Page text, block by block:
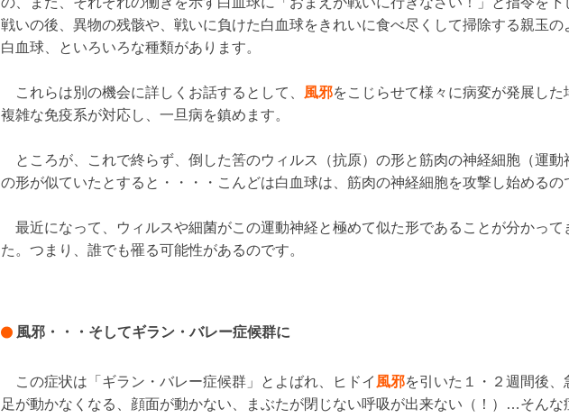
戦いの後、異物の残骸や、戦いに負けた白血球をきれいに食べ尽くして掃除する親玉の
白血球、といろいろな種類があります。
これらは別の機会に詳しくお話するとして、 風邪をこじらせて様々に病変が発展した
複雑な免疫系が対応し、一旦病を鎮めます。
ところが、これで終らず、倒した筈のウィルス（抗原）の形と筋肉の神経細胞（運動
の形が似ていたとすると・・・・こんどは白血球は、筋肉の神経細胞を攻撃し始めるの
最近になって、ウィルスや細菌がこの運動神経と極めて似た形であることが分かって
た。つまり、誰でも罹る可能性があるのです。
風邪・・・そしてギラン・バレー症候群に
この症状は「ギラン・バレー症候群」とよばれ、ヒドイ 風邪を引いた１・２週間後、
足が動かなくなる、顔面が動かない、まぶたが閉じない呼吸が出来ない（！）…そんな